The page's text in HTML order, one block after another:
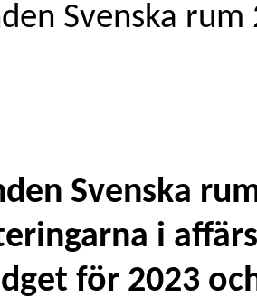
Svenska rum
Svenska
i
för 2023